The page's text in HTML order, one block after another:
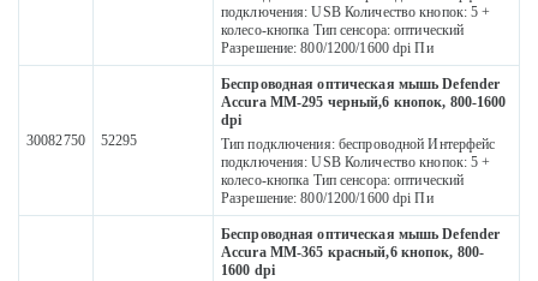
подключения: USB Количество кнопок: 5 +
колесо-кнопка Тип сенсора: оптический
Разрешение: 800/1200/1600 dpi Пи
30082750 52295
Беспроводная оптическая мышь Defender
Accura MM-295 черный,6 кнопок, 800-1600
dpi
Тип подключения: беспроводной Интерфейс
подключения: USB Количество кнопок: 5 +
колесо-кнопка Тип сенсора: оптический
Разрешение: 800/1200/1600 dpi Пи
Беспроводная оптическая мышь Defender
Accura MM-365 красный,6 кнопок, 800-
1600 dpi